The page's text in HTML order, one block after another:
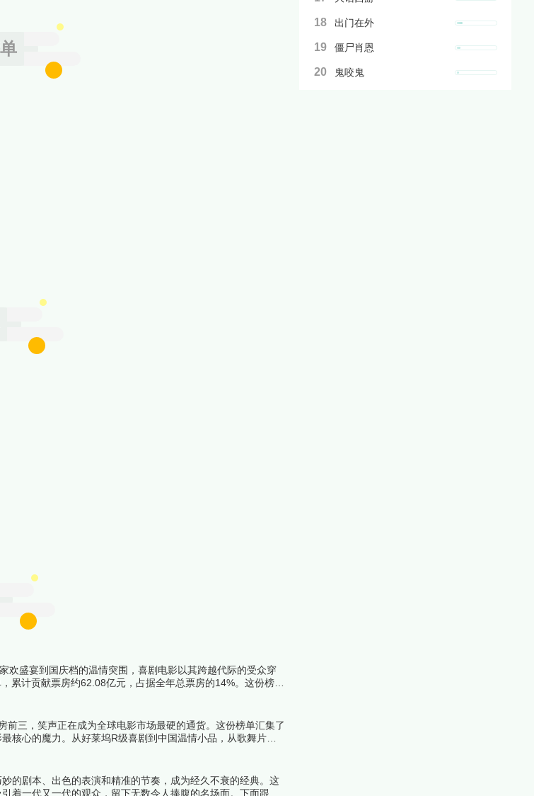
欢盛宴到国庆档的温情突围，喜剧电影以其跨越代际的受众穿
计贡献票房约62.08亿元，占据全年总票房的14%。这份榜单
中小成本黑马的惊喜逆袭。
三，笑声正在成为全球电影市场最硬的通货。这份榜单汇集了
核心的魔力。从好莱坞R级喜剧到中国温情小品，从歌舞片到
名单吧！
的剧本、出色的表演和精准的节奏，成为经久不衰的经典。这
着一代又一代的观众，留下无数令人捧腹的名场面。下面跟着
18 出门在外
19 僵尸肖恩
20 鬼咬鬼